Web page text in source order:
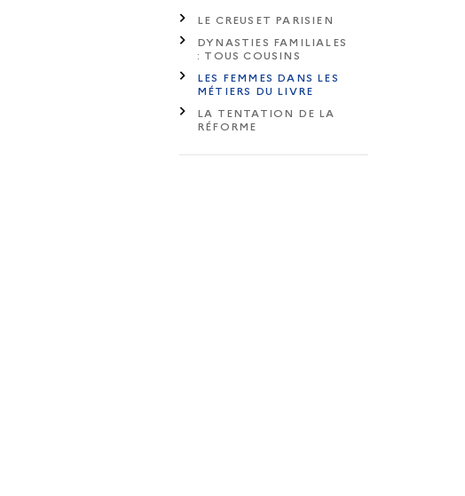
LE CREUSET PARISIEN
DYNASTIES FAMILIALES
: TOUS COUSINS
LES FEMMES DANS LES
MÉTIERS DU LIVRE
LA TENTATION DE LA
RÉFORME